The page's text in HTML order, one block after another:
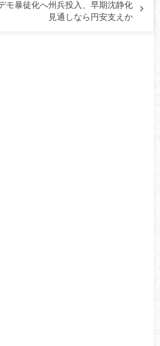
モ暴徒化へ州兵投入、早期沈静化
見通しなら円安支えか